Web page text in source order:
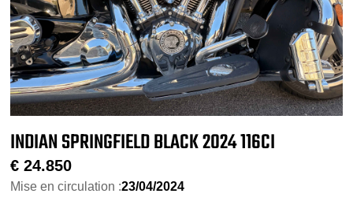
INDIAN SPRINGFIELD BLACK 2024 116CI
€24.850
Mise en circulation :23/04/2024